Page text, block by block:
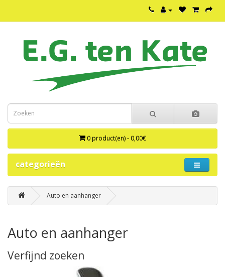
0 product(en) - 0,00€
categorieën
Auto en aanhanger
Auto en aanhanger
Verfijnd zoeken